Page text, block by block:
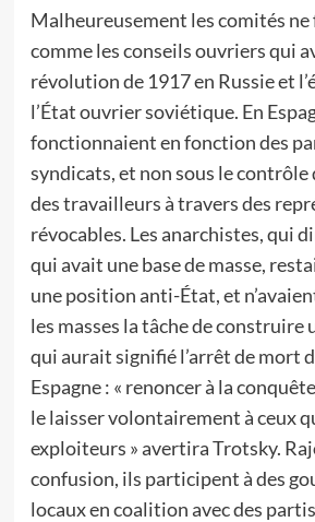
Malheureusement les comités
comme les conseils ouvriers qui
révolution de 1917 en Russie et
l’État ouvrier soviétique. En
fonctionnaient en fonction des
syndicats, et non sous le
des travailleurs à travers des
révocables. Les anarchistes, qui
qui avait une base de masse,
une position anti-État, et
les masses la tâche de construire
qui aurait signifié l’arrêt de mort
Espagne : « renoncer à la
le laisser volontairement à ceux
exploiteurs » avertira Trotsky.
confusion, ils participent à des
locaux en coalition avec des